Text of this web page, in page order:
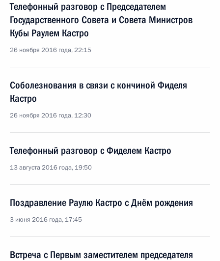
Телефонный разговор с Председателем
Государственного Совета и Совета Министров
Кубы Раулем Кастро
26 ноября 2016 года, 22:15
Соболезнования в связи с кончиной Фиделя
Кастро
26 ноября 2016 года, 12:30
Телефонный разговор с Фиделем Кастро
13 августа 2016 года, 19:50
Поздравление Раулю Кастро с Днём рождения
3 июня 2016 года, 17:45
Встреча с Первым заместителем председателя